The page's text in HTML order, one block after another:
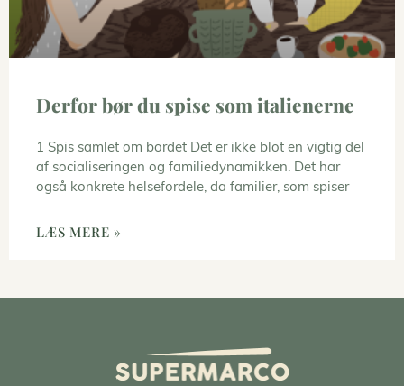
Derfor bør du spise som italienerne
1 Spis samlet om bordet Det er ikke blot en vigtig del
af socialiseringen og familiedynamikken. Det har
også konkrete helsefordele, da familier, som spiser
LÆS MERE »